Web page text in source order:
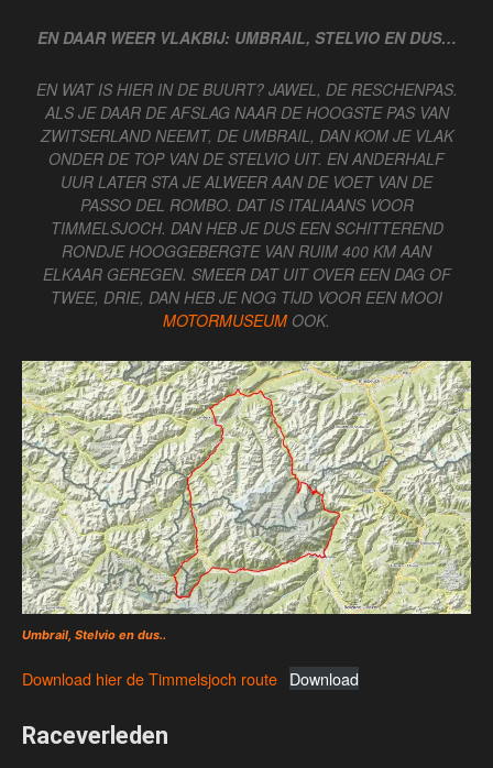
EN DAAR WEER VLAKBIJ: UMBRAIL, STELVIO EN DUS…
EN WAT IS HIER IN DE BUURT? JAWEL, DE RESCHENPAS.
ALS JE DAAR DE AFSLAG NAAR DE HOOGSTE PAS VAN
ZWITSERLAND NEEMT, DE UMBRAIL, DAN KOM JE VLAK
ONDER DE TOP VAN DE STELVIO UIT. EN ANDERHALF
UUR LATER STA JE ALWEER AAN DE VOET VAN DE
PASSO DEL ROMBO. DAT IS ITALIAANS VOOR
TIMMELSJOCH. DAN HEB JE DUS EEN SCHITTEREND
RONDJE HOOGGEBERGTE VAN RUIM 400 KM AAN
ELKAAR GEREGEN. SMEER DAT UIT OVER EEN DAG OF
TWEE, DRIE, DAN HEB JE NOG TIJD VOOR EEN MOOI
MOTORMUSEUM OOK.
Umbrail, Stelvio en dus..
Download hier de Timmelsjoch route Download
Raceverleden